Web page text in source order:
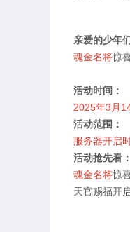
亲爱的少年
魂金名将惊
活动时间：
2025年3 月
活动范围：
服务器开启
活动抢先看：
魂金名将惊
天官赐福开